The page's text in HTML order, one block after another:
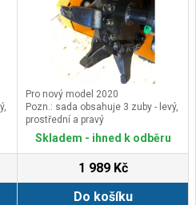
Pro nový model 2020
Pozn.: sada obsahuje 3 zuby - levý,
prostřední a pravý
Skladem - ihned k odběru
1 989 Kč
Do košíku